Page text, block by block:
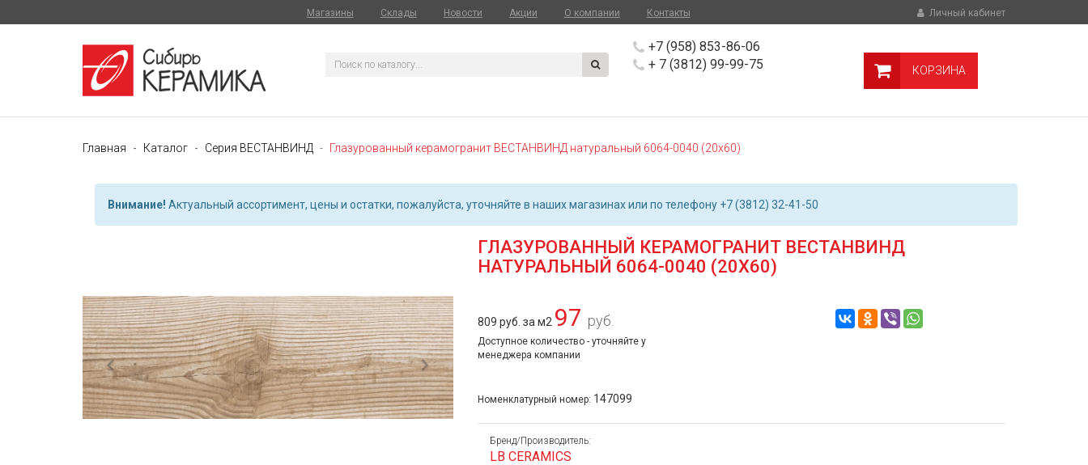
Магазины Склады Новости Акции О компании Контакты Личный кабинет
+7 (958) 853-86-06
+ 7 (3812) 99-99-75
КОРЗИНА
Главная Каталог Серия ВЕСТАНВИНД Глазурованный керамогранит ВЕСТАНВИНД натуральный 6064-0040 (20х60)
Внимание! Актуальный ассортимент, цены и остатки, пожалуйста, уточняйте в наших магазинах или по телефону +7 (3812) 32-41-50
Previous Next
ГЛАЗУРОВАННЫЙ КЕРАМОГРАНИТ ВЕСТАНВИНД
НАТУРАЛЬНЫЙ 6064-0040 (20Х60)
809 руб. за м2 97 руб.
Доступное количество - уточняйте у
менеджера компании
Номенклатурный номер: 147099
Бренд/Производитель:
LB CERAMICS